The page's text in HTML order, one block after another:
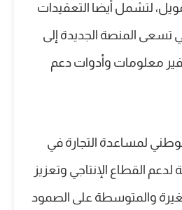
لتشمل أيضا التعقيدات
تسعى المنصة الجديدة إلى
معلومات وأدوات دعم
لمساعدة التجارة في
القطاع الإنتاجي وتعزيز
والمتوسطة على الصمود